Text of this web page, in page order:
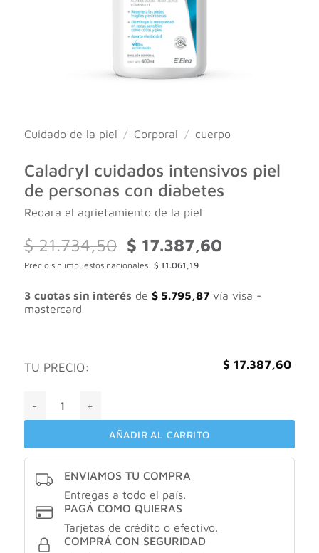
Cuidado de la piel / Corporal / cuerpo
Caladryl cuidados intensivos piel
de personas con diabetes
Reoara el agrietamiento de la piel
$21.734,50
El
precio
original
$ 21.734,50.
$ 17.387,60El
$ 17.387,60.
Precio sin impuestos nacionales: $ 11.061,19
3 cuotas sin interés de $5.795,87vía visa -
mastercard
TU PRECIO: $ 17.387,60
AÑADIR AL CARRITO
ENVIAMOS TU COMPRA
Entregas a todo el país.
PAGÁ COMO QUIERAS
Tarjetas de crédito o efectivo.
COMPRÁ CON SEGURIDAD